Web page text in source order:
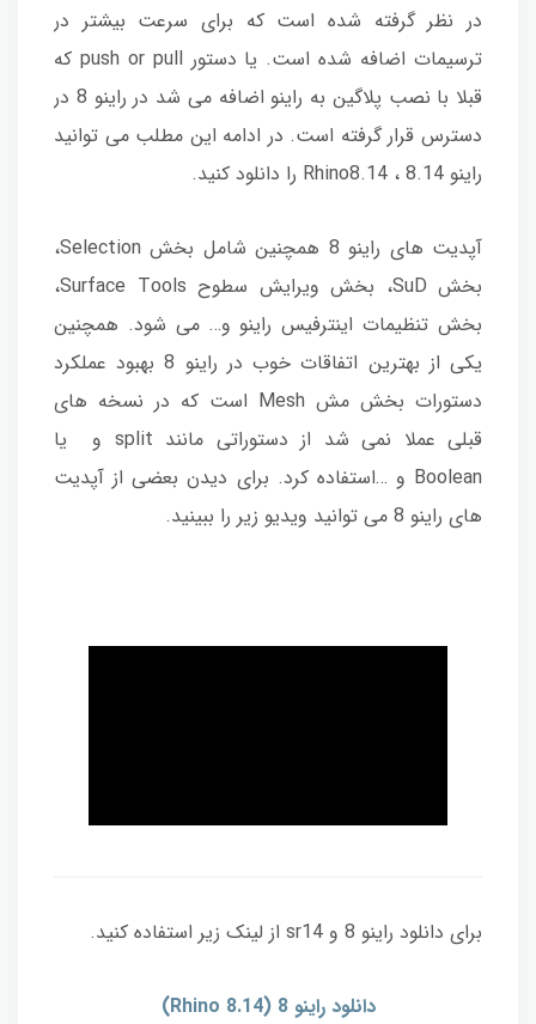
در نظر گرفته شده است که برای سرعت بیشتر در
ترسیمات اضافه شده است. یا دستور push or pull که
قبلا با نصب پلاگین به راینو اضافه می شد در راینو 8 در
دسترس قرار گرفته است. در ادامه این مطلب می توانید
راینو 8.14 ، Rhino8.14 را دانلود کنید.
آپدیت های راینو 8 همچنین شامل بخش Selection،
بخش SuD، بخش ویرایش سطوح Surface Tools،
بخش تنظیمات اینترفیس راینو و… می شود. همچنین
یکی از بهترین اتفاقات خوب در راینو 8 بهبود عملکرد
دستورات بخش مش Mesh است که در نسخه های
قبلی عملا نمی شد از دستوراتی مانند split و یا
Boolean و …استفاده کرد. برای دیدن بعضی از آپدیت
های راینو 8 می توانید ویدیو زیر را ببینید.
برای دانلود راینو 8 و sr14 از لینک زیر استفاده کنید.
دانلود راینو 8 (Rhino 8.14)